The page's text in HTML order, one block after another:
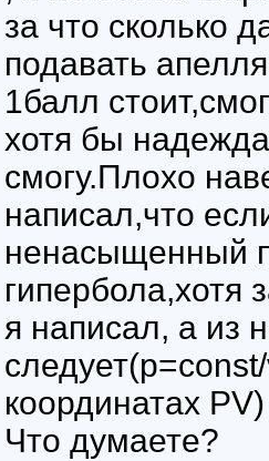
за что сколько
подавать
1балл
хотя бы
смогу.Плохо
написал,что
ненасыщенный
гипербола,хотя
я написал, а из
координатах PV)
Что думаете?